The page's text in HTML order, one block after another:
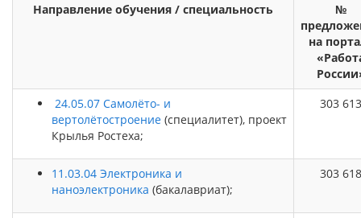
Направление обучения / специальность
№
на
24.05.07 Самолёто- и
вертолётостроение (специалитет), проект
Крылья Ростеха;
303 613
11.03.04 Электроника и
наноэлектроника (бакалавриат);
303 618